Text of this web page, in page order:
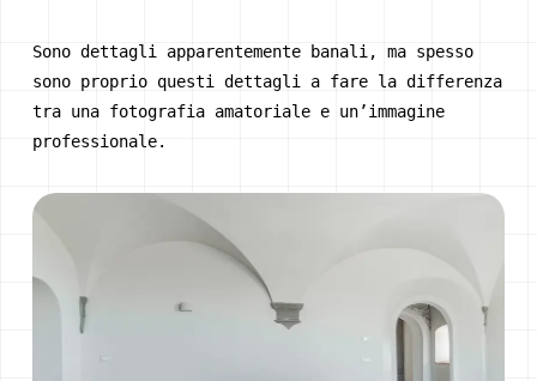
Sono dettagli apparentemente banali, ma spesso
sono proprio questi dettagli a fare la differenza
tra una fotografia amatoriale e un’immagine
professionale.